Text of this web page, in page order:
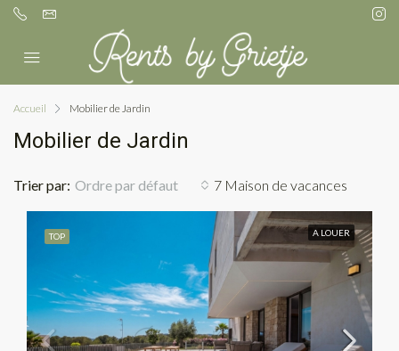
Accueil Mobilier de Jardin
Mobilier de Jardin
7 Maison de vacances
Trier par: Ordre par défaut
TOP A LOUER